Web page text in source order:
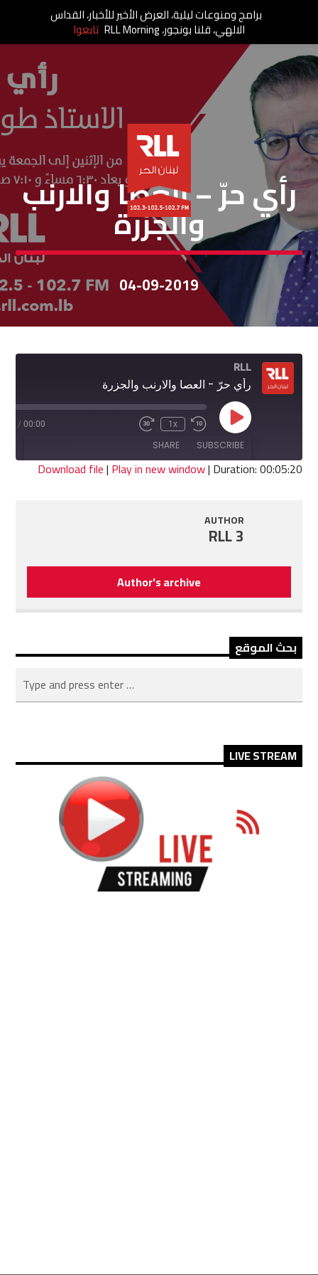
رأي حر
رأي حرّ – العصا والارنب
والجزرة
04-09-2019
RLL
رأي حرّ - العصا والارنب والجزرة
Play
Episode
Rewind
10
Seconds
1x
Fast
seconds
00:00
/
SUBSCRIBE
SHARE
Download file| Play in new window| Duration: 00:05:20
AUTHOR
RLL 3
Author's archive
بحث الموقع
LIVE STREAM
برامج ومنوعات ليلية، العرض الأخير للأخبار، القداس
الالهي، قلنا بونجور، RLL Morning تابعوا